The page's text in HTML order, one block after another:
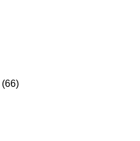
(66)